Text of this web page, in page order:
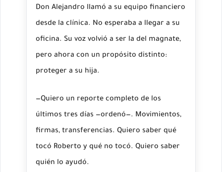
Don Alejandro llamó a su equipo financiero
desde la clínica. No esperaba a llegar a su
oficina. Su voz volvió a ser la del magnate,
pero ahora con un propósito distinto:
proteger a su hija.
—Quiero un reporte completo de los
últimos tres días —ordenó—. Movimientos,
firmas, transferencias. Quiero saber qué
tocó Roberto y qué no tocó. Quiero saber
quién lo ayudó.